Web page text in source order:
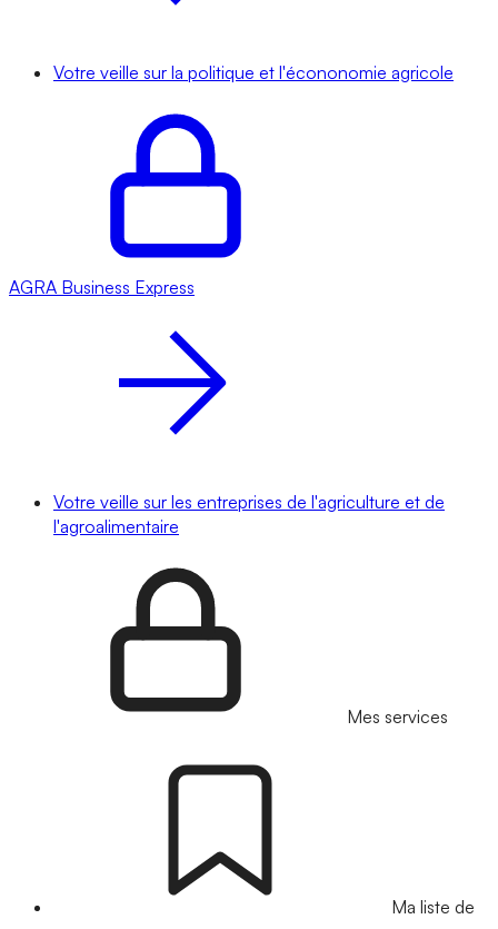
Votre veille sur la politique et l'écononomie agricole
AGRA Business Express
Votre veille sur les entreprises de l'agriculture et de
l'agroalimentaire
Mes services
Ma liste de